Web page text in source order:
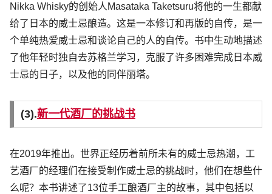
Nikka Whisky的创始人Masataka Taketsuru将他的一生都献
给了日本的威士忌酿造。这是一本修订和再版的自传，是一
个单纯热爱威士忌和谈论自己的人的自传。书中生动地描述
了他年轻时独自去苏格兰学习，克服了许多困难完成日本威
士忌的日子，以及他的同伴丽塔。
(3).新一代酒厂的挑战书
在2019年推出。世界正经历着前所未有的威士忌热潮，工
艺酒厂的经理们在接受制作威士忌的挑战时，他们在想些什
么呢？本书讲述了13位手工酿酒厂主的故事，其中包括以